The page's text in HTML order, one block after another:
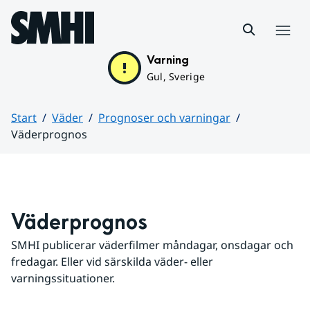
Hoppa till sidans innehåll
Varning
Gul, Sverige
Start Väder
Prognoser och varningar
Väderprognos
Väderprognos
SMHI publicerar väderfilmer måndagar, onsdagar och
fredagar. Eller vid särskilda väder- eller
varningssituationer.